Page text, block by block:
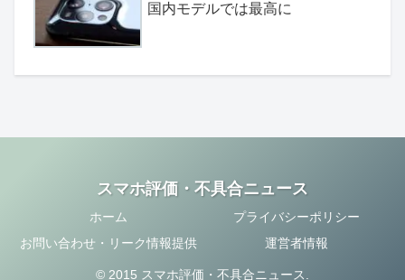
国内モデルでは最高に
スマホ評価・不具合ニュース
ホーム
プライバシーポリシー
お問い合わせ・リーク情報提供
運営者情報
© 2015 スマホ評価・不具合ニュース.